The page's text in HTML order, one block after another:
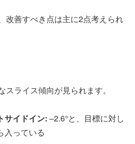
改善すべき 点は主に2点考え られ
スライス傾向が見られます。
トサイ ドイン: –2.6°と 、 目標に対し
入っている